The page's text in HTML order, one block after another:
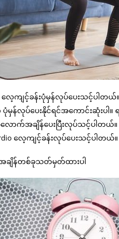
ကျင့်ခန်းပုံမှန်လုပ်ပေးသင့်ပါတ
လုပ်ပေးနိုင်ရင်အကောင်းဆုံးပါ။
ောက်အချိန်ပေးပြီးလုပ်သင့်ပါတ
လေ့ကျင့်ခန်းလုပ်ပေးသင့်ပါတယ်။
အချိန်တစ်ခုသတ်မှတ်ထားပါ